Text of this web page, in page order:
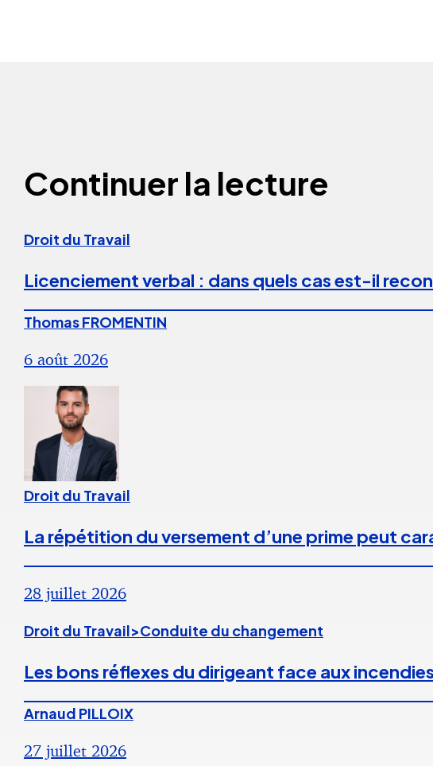
Continuer la lecture
Droit du Travail
Licenciement verbal : dans quels cas est-il
Thomas FROMENTIN
6 août 2026
Droit du Travail
La répétition du versement d’une prime peut
28 juillet 2026
Droit du Travail>Conduite du changement
Les bons réflexes du dirigeant face aux incendies
Arnaud PILLOIX
27 juillet 2026